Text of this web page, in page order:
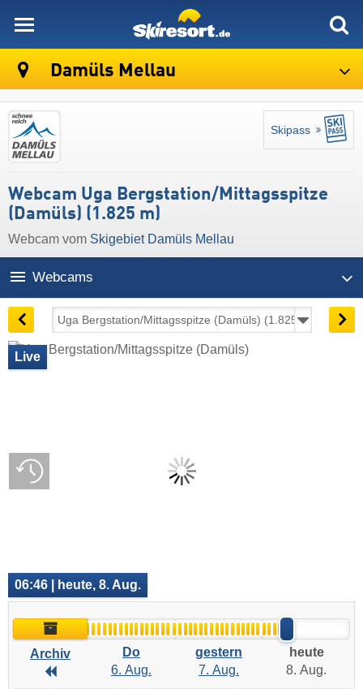
Damüls Mellau
Skipass
Webcam Uga Bergstation/Mittagsspitze
(Damüls) (1.825 m)
Webcam vom Skigebiet Damüls Mellau
Webcams
Live
06:46 | heute, 8. Aug.
Archiv
Archiv
Archiv
Do
6. Aug.
gestern
7. Aug.
heute
8. Aug.